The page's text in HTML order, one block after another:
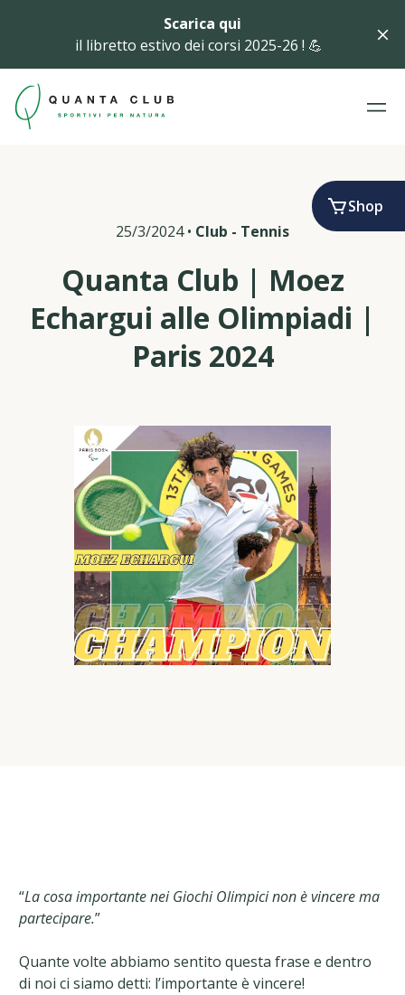
Scarica qui
il libretto estivo dei corsi 2025-26 ! 💪
Shop
25/3/2024• Club - Tennis
Quanta Club | Moez
Echargui alle Olimpiadi |
Paris 2024
“La cosa importante nei Giochi Olimpici non è vincere ma
partecipare.”
Quante volte abbiamo sentito questa frase e dentro
di noi ci siamo detti: l’importante è vincere!